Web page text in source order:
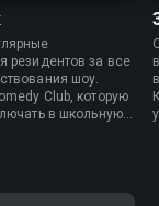
резидентов за все
шоу.
Club, которую
в школьную